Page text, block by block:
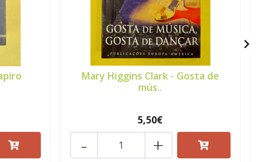
Mary Higgins Clark - Gosta de
mús..
5,50€
+
-